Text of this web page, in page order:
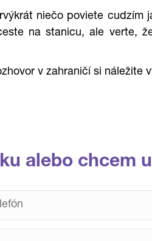
niečo poviete cudzím
na stanicu, ale verte,
v zahraničí si náležite
alebo chcem